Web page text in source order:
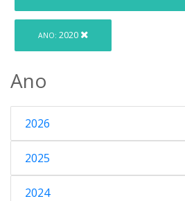
ANO: 2020
Ano
2026
2025
2024